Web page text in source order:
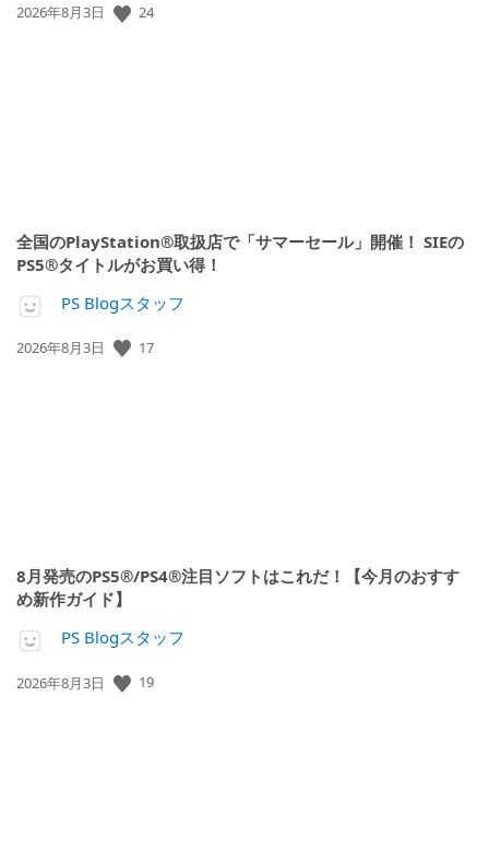
公
2026年8月3日 24
全国のPlayStation®取扱店で「サマーセール」開催！ SIEの
PS5®タイトルがお買い得！
PS Blogスタッフ
公
2026年8月3日 17
8月発売のPS5®/PS4®注目ソフトはこれだ！【今月のおすす
め新作ガイド】
PS Blogスタッフ
公
2026年8月3日 19